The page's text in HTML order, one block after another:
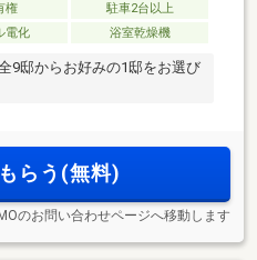
権
駐車2台以上
電化 浴室乾燥機
邸からお好みの1邸をお選び
らう(無料)
のお問い合わせページへ移動します